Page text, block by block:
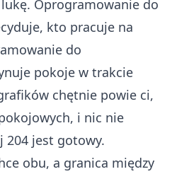
Oprogramowanie do
kto pracuje na
do
pokoje w trakcie
chętnie powie ci,
i nic nie
204 jest gotowy.
obu, a granica między